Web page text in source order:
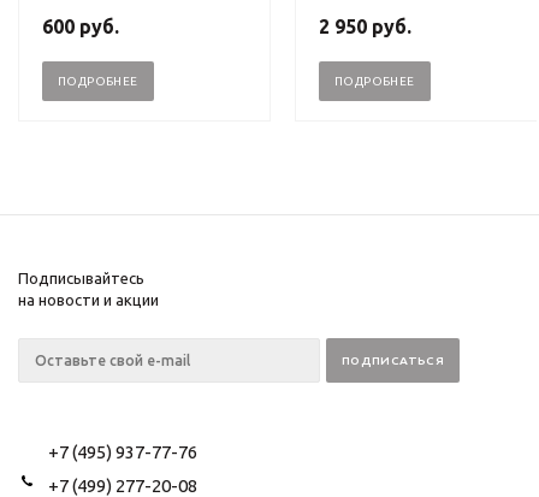
600 руб.
ПОДРОБНЕЕ
2 950 руб.
ПОДРОБНЕЕ
Подписывайтесь
на новости и акции
+7 (495) 937-77-76
+7 (499) 277-20-08